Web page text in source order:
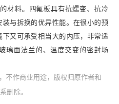
材料。四氟板具有抗蠕变、抗冷
与拆换的优异性能。在很小的预
又可承受相当大的内压，非常适
璃面法兰的、温度交变的密封场
不作商业用途，版权归原作者和
删除。